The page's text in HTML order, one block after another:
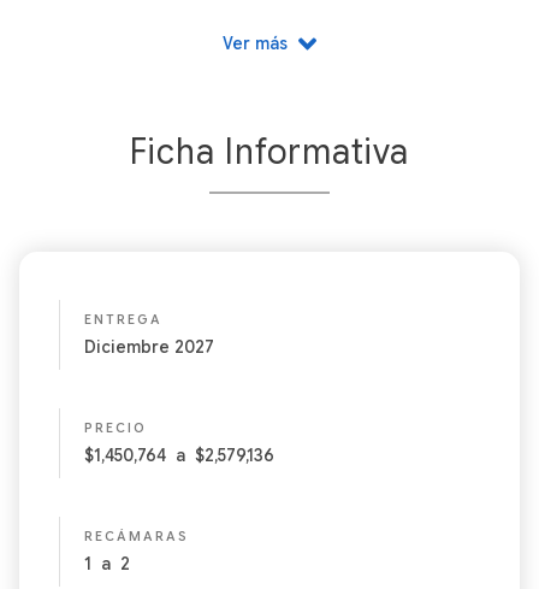
Ver más
Ficha Informativa
ENTREGA
Diciembre 2027
PRECIO
$1,450,764 a $2,579,136
RECÁMARAS
1 a 2